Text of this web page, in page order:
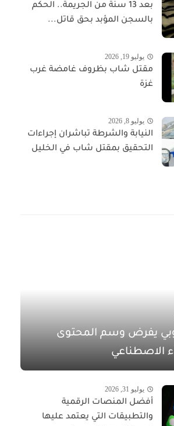
بعد 13 سنة من الجريمة.. الحكم
بالسجن المؤبد بحق قاتل...
يوليو 19, 2026
مقتل شاب بظروف غامضة غرب
غزة
يوليو 8, 2026
النيابة والشرطة تباشران إجراءات
التحقيق بمقتل شاب في الخليل
يفرض وسم المحتوى
الاصطناعي
يوليو 31, 2026
أفضل المنصات الرقمية
والتطبيقات التي يعتمد عليها